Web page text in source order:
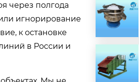
через полгода
игнорирование
к остановке
в России и